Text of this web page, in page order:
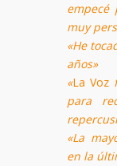
empecé
muy
«He
años»
«La Voz
para
«La
en la